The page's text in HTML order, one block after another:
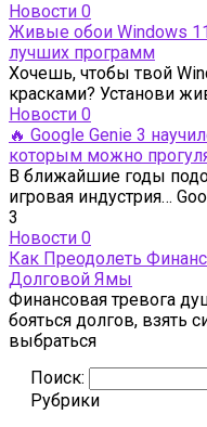
Новости 0
Живые обои Windows
лучших программ
Хочешь, чтобы твой
красками? Установи
Новости 0
🔥 Google Genie 3
которым можно
В ближайшие годы
игровая индустрия…
3
Новости 0
Как Преодолеть
Долговой Ямы
Финансовая тревога
бояться долгов, взять
выбраться
Поиск:
Рубрики